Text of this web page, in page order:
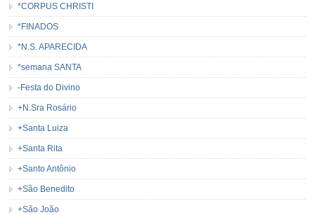
*CORPUS CHRISTI
*FINADOS
*N.S. APARECIDA
*semana SANTA
-Festa do Divino
+N.Sra Rosário
+Santa Luiza
+Santa Rita
+Santo Antônio
+São Benedito
+São João